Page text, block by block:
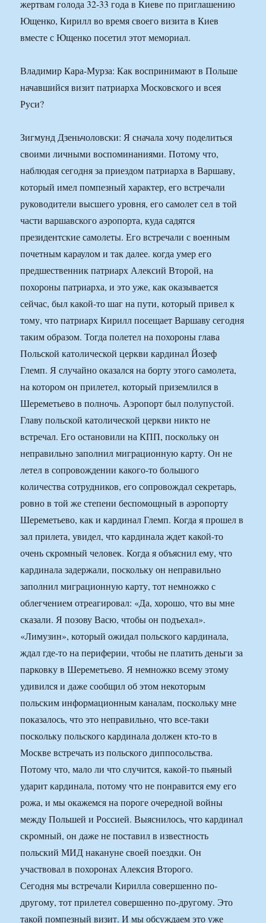
жертвам голода 32-33 года в Киеве по приглашению
Ющенко, Кирилл во время своего визита в Киев
вместе с Ющенко посетил этот мемориал.
Владимир Кара-Мурза: Как воспринимают в Польше
начавшийся визит патриарха Московского и всея
Руси?
Зигмунд Дзеньчоловски: Я сначала хочу поделиться
своими личными воспоминаниями. Потому что,
наблюдая сегодня за приездом патриарха в Варшаву,
который имел помпезный характер, его встречали
руководители высшего уровня, его самолет сел в той
части варшавского аэропорта, куда садятся
президентские самолеты. Его встречали с военным
почетным караулом и так далее. когда умер его
предшественник патриарх Алексий Второй, на
похороны патриарха, и это уже, как оказывается
сейчас, был какой-то шаг на пути, который привел к
тому, что патриарх Кирилл посещает Варшаву сегодня
таким образом. Тогда полетел на похороны глава
Польской католической церкви кардинал Йозеф
Глемп. Я случайно оказался на борту этого самолета,
на котором он прилетел, который приземлился в
Шереметьево в полночь. Аэропорт был полупустой.
Главу польской католической церкви никто не
встречал. Его остановили на КПП, поскольку он
неправильно заполнил миграционную карту. Он не
летел в сопровождении какого-то большого
количества сотрудников, его сопровождал секретарь,
ровно в той же степени беспомощный в аэропорту
Шереметьево, как и кардинал Глемп. Когда я прошел в
зал прилета, увидел, что кардинала ждет какой-то
очень скромный человек. Когда я объяснил ему, что
кардинала задержали, поскольку он неправильно
заполнил миграционную карту, тот немножко с
облегчением отреагировал: «Да, хорошо, что вы мне
сказали. Я позову Васю, чтобы он подъехал».
«Лимузин», который ожидал польского кардинала,
ждал где-то на периферии, чтобы не платить деньги за
парковку в Шереметьево. Я немножко всему этому
удивился и даже сообщил об этом некоторым
польским информационным каналам, поскольку мне
показалось, что это неправильно, что все-таки
поскольку польского кардинала должен кто-то в
Москве встречать из польского диппосольства.
Потому что, мало ли что случится, какой-то пьяный
ударит кардинала, потому что не понравится ему его
рожа, и мы окажемся на пороге очередной войны
между Польшей и Россией. Выяснилось, что кардинал
скромный, он даже не поставил в известность
польский МИД накануне своей поездки. Он
участвовал в похоронах Алексия Второго.
Сегодня мы встречали Кирилла совершенно по-
другому, тот прилетел совершенно по-другому. Это
такой помпезный визит. И мы обсуждаем это уже